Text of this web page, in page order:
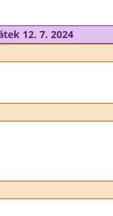
12. 7. 2024